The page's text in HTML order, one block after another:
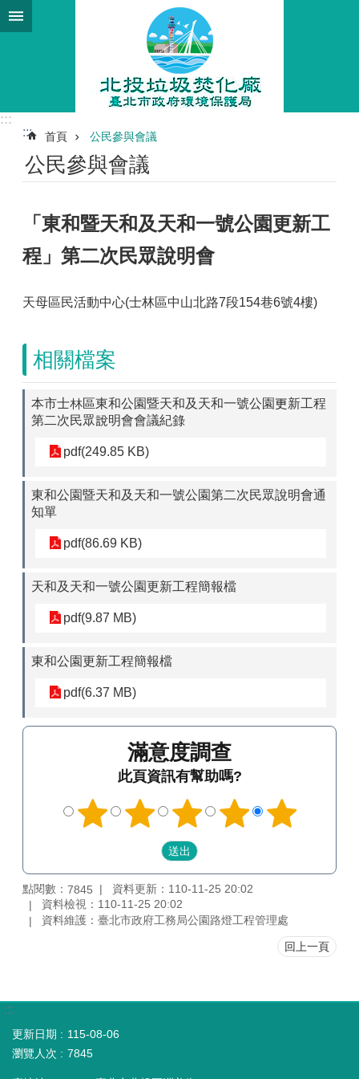
跳到主要內容區塊
:::
:::
首頁 公民參與會議
公民參與會議
「東和暨天和及天和一號公園更新工
程」第二次民眾說明會
天母區民活動中心(士林區中山北路7段154巷6號4樓)
相關檔案
本市士林區東和公園暨天和及天和一號公園更新工程
第二次民眾說明會會議紀錄
pdf(249.85 KB)
東和公園暨天和及天和一號公園第二次民眾說明會通
知單
pdf(86.69 KB)
天和及天和一號公園更新工程簡報檔
pdf(9.87 MB)
東和公園更新工程簡報檔
pdf(6.37 MB)
滿意度調查
此頁資訊有幫助嗎?
點閱數： 7845
資料更新：110-11-25 20:02
資料檢視：110-11-25 20:02
資料維護：臺北市政府工務局公園路燈工程管理處
回上一頁
:::
更新日期
115-08-06
瀏覽人次
7845